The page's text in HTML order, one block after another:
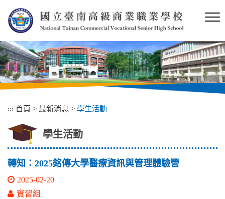
內
容
區
塊
::: 首頁 > 最新消息 > 學生活動
學生活動
轉知：2025銘傳大學醫療資訊與管理體驗營
2025-02-20
實習組